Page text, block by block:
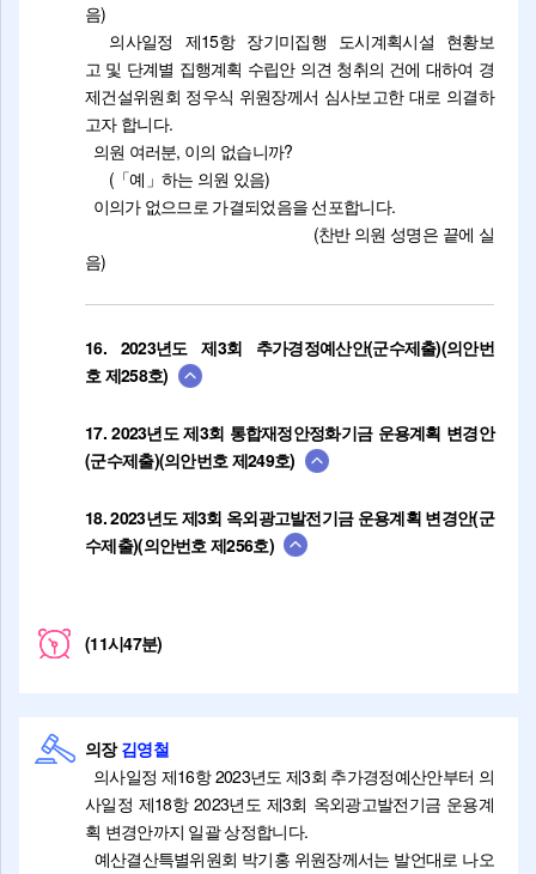
음)
의사일정 제15항 장기미집행 도시계획시설 현황보
고 및 단계별 집행계획 수립안 의견 청취의 건에 대하여 경
제건설위원회 정우식 위원장께서 심사보고한 대로 의결하
고자 합니다.
의원 여러분, 이의 없습니까?
(「예」하는 의원 있음)
이의가 없으므로 가결되었음을 선포합니다.
(찬반 의원 성명은 끝에 실
음)
16. 2023년도 제3회 추가경정예산안(군수제출)(의안번
호 제258호)
17. 2023년도 제3회 통합재정안정화기금 운용계획 변경안
(군수제출)(의안번호 제249호)
18. 2023년도 제3회 옥외광고발전기금 운용계획 변경안(군
수제출)(의안번호 제256호)
(11시47분)
의장김영철
의사일정 제16항 2023년도 제3회 추가경정예산안부터 의
사일정 제18항 2023년도 제3회 옥외광고발전기금 운용계
획 변경안까지 일괄 상정합니다.
예산결산특별위원회 박기홍 위원장께서는 발언대로 나오